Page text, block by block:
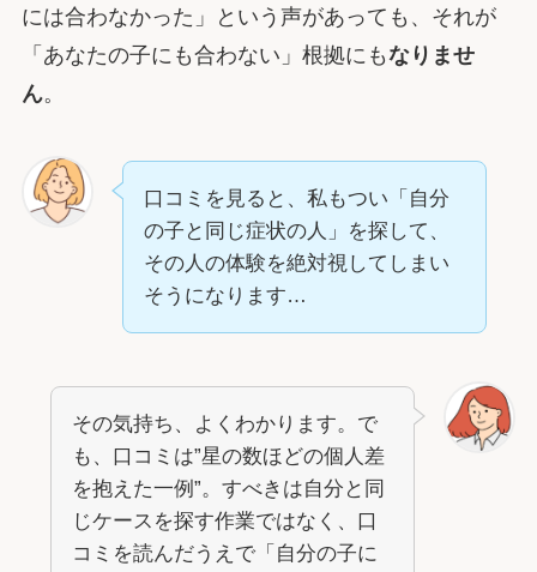
には合わなかった」という声があっても、それが
「あなたの子にも合わない」根拠にもなりませ
ん。
口コミを見ると、私もつい「自分
の子と同じ症状の人」を探して、
その人の体験を絶対視してしまい
そうになります…
その気持ち、よくわかります。で
も、口コミは”星の数ほどの個人差
を抱えた一例”。すべきは自分と同
じケースを探す作業ではなく、口
コミを読んだうえで「自分の子に